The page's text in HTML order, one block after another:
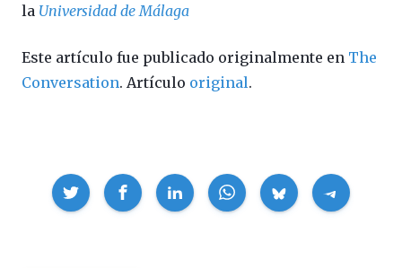
la Universidad de Málaga
Este artículo fue publicado originalmente en The
Conversation. Artículo original.
Compartir